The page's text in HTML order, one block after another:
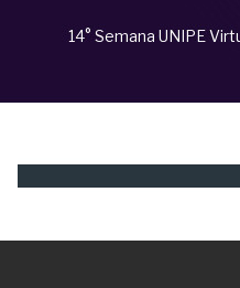
14° Semana UNIPE